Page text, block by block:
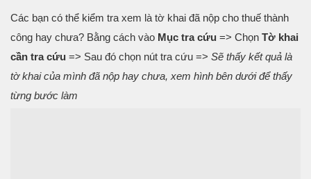
Các bạn có thể kiểm tra xem là tờ khai đã nộp cho thuế thành
công hay chưa? Bằng cách vào Mục tra cứu => Chọn Tờ khai
cần tra cứu => Sau đó chọn nút tra cứu => Sẽ thấy kết quả là
tờ khai của mình đã nộp hay chưa, xem hình bên dưới để thấy
từng bước làm